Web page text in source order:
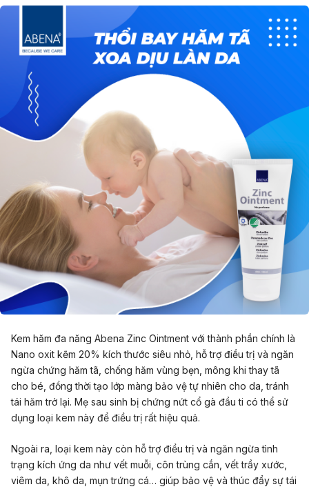
Kem hăm đa năng Abena Zinc Ointment với thành phần chính là
Nano oxit kẽm 20% kích thước siêu nhỏ, hỗ trợ điều trị và ngăn
ngừa chứng hăm tã, chống hăm vùng bẹn, mông khi thay tã
cho bé, đồng thời tạo lớp màng bảo vệ tự nhiên cho da, tránh
tái hăm trở lại. Mẹ sau sinh bị chứng nứt cổ gà đầu ti có thể sử
dụng loại kem này để điều trị rất hiệu quả.
Ngoài ra, loại kem này còn hỗ trợ điều trị và ngăn ngừa tình
trạng kích ứng da như vết muỗi, côn trùng cắn, vết trầy xước,
viêm da, khô da, mụn trứng cá… giúp bảo vệ và thúc đẩy sự tái